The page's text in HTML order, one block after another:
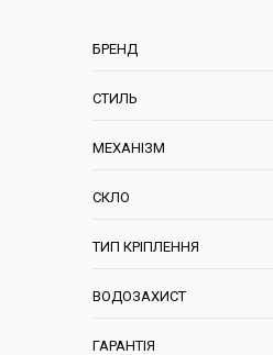
БРЕНД
СТИЛЬ
МЕХАНІЗМ
СКЛО
ТИП КРІПЛЕННЯ
ВОДОЗАХИСТ
ГАРАНТІЯ